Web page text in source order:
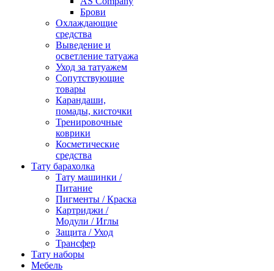
Брови
Охлаждающие
средства
Выведение и
осветление татуажа
Уход за татуажем
Сопутствующие
товары
Карандаши,
помады, кисточки
Тренировочные
коврики
Косметические
средства
Тату барахолка
Тату машинки /
Питание
Пигменты / Краска
Картриджи /
Модули / Иглы
Защита / Уход
Трансфер
Тату наборы
Мебель